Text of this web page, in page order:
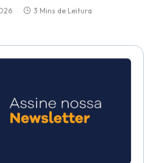
3 Mins de Leitura